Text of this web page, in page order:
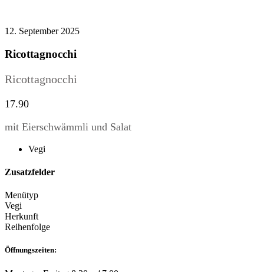
12. September 2025
Ricottagnocchi
Ricottagnocchi
17.90
mit Eierschwämmli und Salat
Vegi
Zusatzfelder
Menütyp
Vegi
Herkunft
Reihenfolge
Öffnungszeiten: